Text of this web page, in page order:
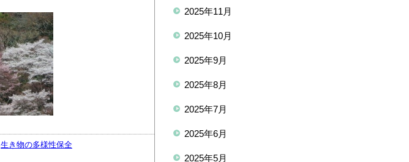
生き物の多様性保全
2025年11月
2025年10月
2025年9月
2025年8月
2025年7月
2025年6月
2025年5月